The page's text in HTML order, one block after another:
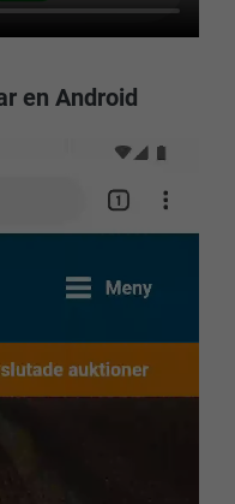
en Android